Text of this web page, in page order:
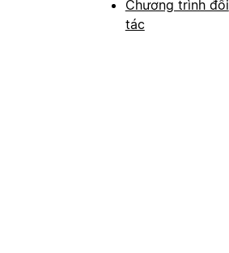
Chương trình đối
tác